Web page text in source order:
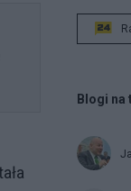
Blogi na